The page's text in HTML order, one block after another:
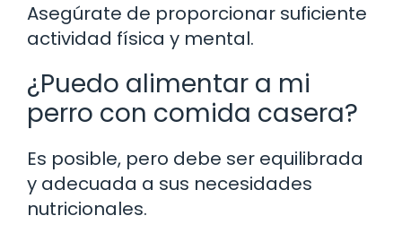
Asegúrate de proporcionar suficiente
actividad física y mental.
¿Puedo alimentar a mi
perro con comida casera?
Es posible, pero debe ser equilibrada
y adecuada a sus necesidades
nutricionales.